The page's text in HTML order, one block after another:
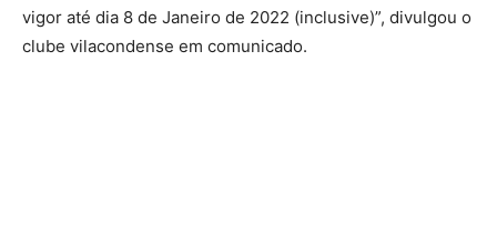
vigor até dia 8 de Janeiro de 2022 (inclusive)”, divulgou o
clube vilacondense em comunicado.